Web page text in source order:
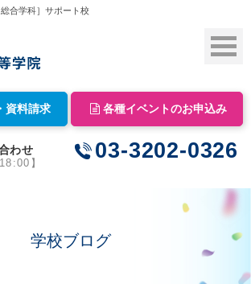
合学科］サポート校
資料請求 各種イベントのお申込み
わせ
】
03-3202-0326
学校ブログ